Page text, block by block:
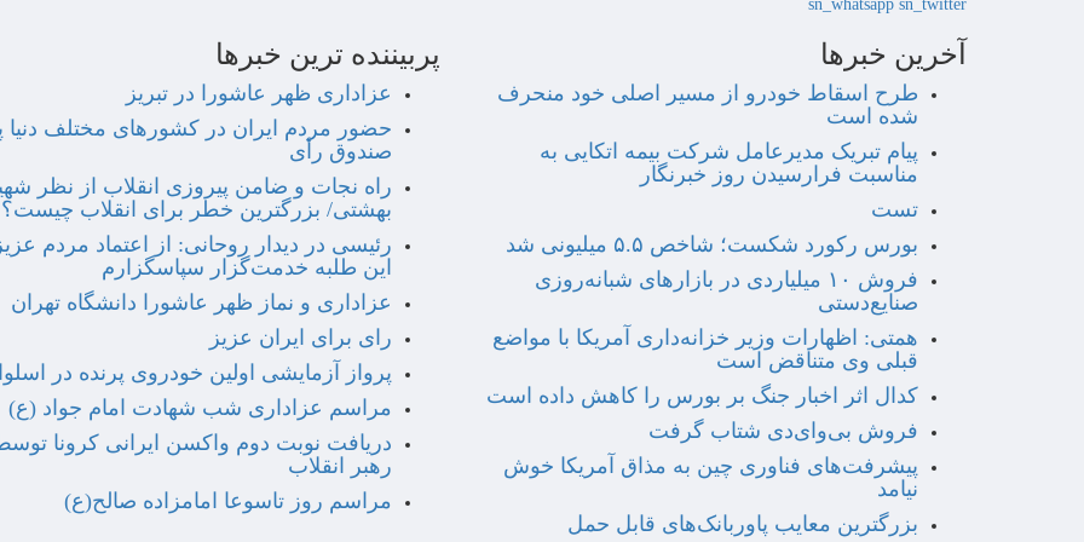
sn_whatsapp sn_twitter
آخرین خبرها
طرح اسقاط خودرو از مسیر اصلی خود منحرف
شده است
پیام تبریک مدیرعامل شرکت بیمه اتکایی به
مناسبت فرارسیدن روز خبرنگار
تست
بورس رکورد شکست؛ شاخص ۵.۵ میلیونی شد
فروش ۱۰ میلیاردی در بازارهای شبانه‌روزی
صنایع‌دستی
همتی: اظهارات وزیر خزانه‌داری آمریکا با مواضع
قبلی وی متناقض است
کدال اثر اخبار جنگ بر بورس را کاهش داده است
فروش بی‌وای‌دی شتاب گرفت
پیشرفت‌های فناوری چین به مذاق آمریکا خوش
نیامد
بزرگترین معایب پاوربانک‌های قابل حمل
پربیننده ترین خبرها
عزاداری ظهر عاشورا در تبریز
حضور مردم ایران در کشورهای مختلف دنیا
صندوق رأی
راه نجات و ضامن پیروزی انقلاب از نظر
بهشتی/ بزرگترین خطر برای انقلاب چیست؟
رئیسی در دیدار روحانی: از اعتماد مردم
این طلبه خدمت‌گزار سپاسگزارم
عزاداری و نماز ظهر عاشورا دانشگاه تهران
رای برای ایران عزیز
پرواز آزمایشی اولین خودروی پرنده در
مراسم عزاداری شب شهادت امام جواد (ع)
دریافت نوبت دوم واکسن ایرانی کرونا
رهبر انقلاب
مراسم روز تاسوعا امامزاده صالح(ع)